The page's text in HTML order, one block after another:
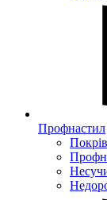
Профнастил